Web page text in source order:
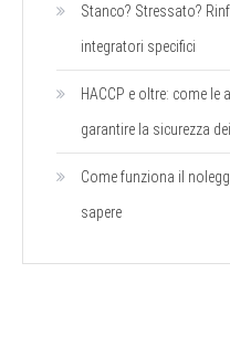
Stanco? Stressato?
integratori specifici
HACCP e oltre: come
garantire la sicurezza
Come funziona il
sapere